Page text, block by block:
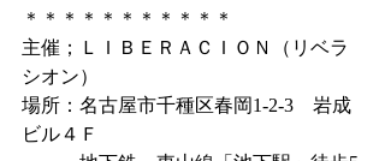
＊＊＊＊＊＊＊＊＊＊＊
主催；ＬＩＢＥＲＡＣＩＯＮ（リベラ
シオン）
場所：名古屋市千種区春岡1-2-3　岩成
ビル４Ｆ